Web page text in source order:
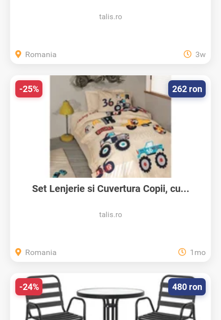
talis.ro
Romania 3w
Set Lenjerie si Cuvertura Copii, cu...
talis.ro
262 ron
-25%
Romania 1mo
480 ron
-24%